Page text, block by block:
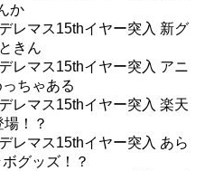
か
レマス15thイヤー突入 新グ
きん
レマス15thイヤー突入 アニ
ちゃある
レマス15thイヤー突入 楽天
！？
レマス15thイヤー突入 あら
グッズ！？